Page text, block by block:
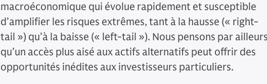
macroéconomique qui évolue rapidement et susceptible
d’amplifier les risques extrêmes, tant à la hausse (« right-
tail ») qu’à la baisse (« left-tail »). Nous pensons par
qu’un accès plus aisé aux actifs alternatifs peut offrir des
opportunités inédites aux investisseurs particuliers.